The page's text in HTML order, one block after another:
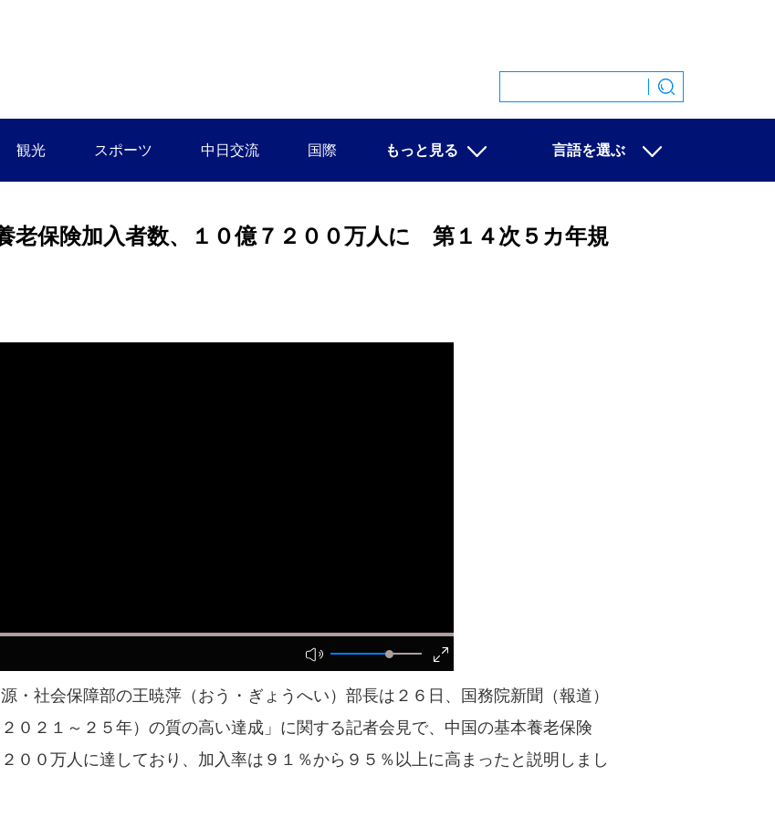
観光 スポーツ 中日交流 国際 もっと見る
映像
写真
言語を選ぶ
English
Español
老保険加入者数、１０億７２００万人に 第１４次５カ年規
社会保障部の王暁萍（おう・ぎょうへい）部長は２６日、国務院新聞（報道）
０２１～２５年）の質の高い達成」に関する記者会見で、中国の基本養老保険
００万人に達しており、加入率は９１％から９５％以上に高まったと説明しまし